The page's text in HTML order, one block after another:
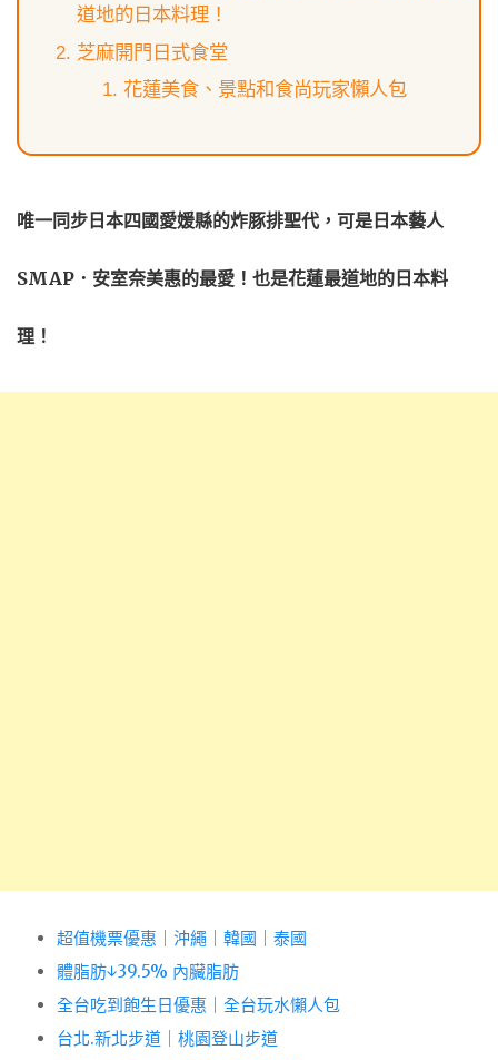
道地的日本料理！
芝麻開門日式食堂
花蓮美食、景點和食尚玩家懶人包
唯一同步日本四國愛媛縣的炸豚排聖代，可是日本藝人
SMAP．安室奈美惠的最愛！也是花蓮最道地的日本料
理！
超值機票優惠 沖繩 韓國
泰國
體脂肪↓39.5% 內臟脂肪
全台吃到飽生日優惠
全台玩水懶人包
台北.新北步道
桃園登山步道